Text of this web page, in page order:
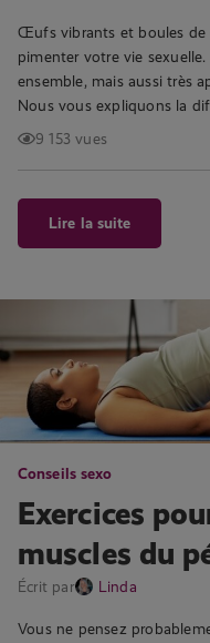
Œufs vibrants et boules de
pimenter votre vie
ensemble, mais aussi très
Nous vous expliquons la
9 153 vues
Lire la suite
Conseils sexo
Exercices
muscles du
Écrit par Linda
Vous ne pensez